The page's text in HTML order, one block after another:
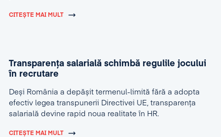
CITEȘTE MAI MULT
Transparența salarială schimbă regulile jocului
în recrutare
Deși România a depășit termenul-limită fără a adopta
efectiv legea transpunerii Directivei UE, transparența
salarială devine rapid noua realitate în HR.
CITEȘTE MAI MULT